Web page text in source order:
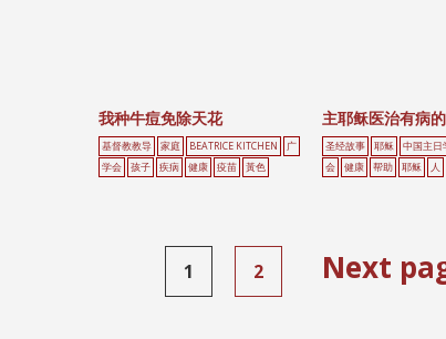
我种牛痘免除天花
基督教教导 家庭 BEATRICE KITCHEN
广
学会
孩子 疾病 健康 疫苗 黃色
主耶稣医治有病
圣经故事 耶稣 中国主日
会
健康 帮助 耶稣 人
1 2 Next